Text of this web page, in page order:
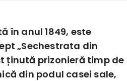
în anul 1849, este
„Sechestrata din
ținută prizonieră timp de
din podul casei sale,